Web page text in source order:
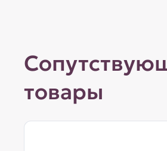
товары